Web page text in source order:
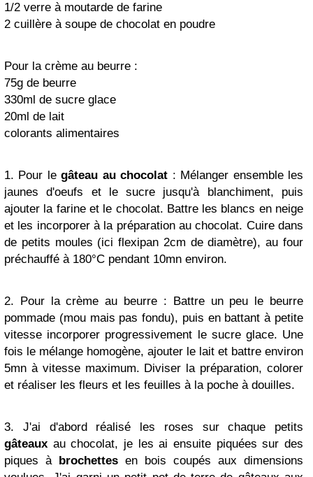
1/2 verre à moutarde de farine
2 cuillère à soupe de chocolat en poudre
Pour la crème au beurre :
75g de beurre
330ml de sucre glace
20ml de lait
colorants alimentaires
1. Pour legâteau au chocolat : Mélanger ensemble les
jaunes d'oeufs et le sucre jusqu'à blanchiment, puis
ajouter la farine et le chocolat. Battre les blancs en neige
et les incorporer à la préparation au chocolat. Cuire dans
de petits moules (ici flexipan 2cm de diamètre), au four
préchauffé à 180°C pendant 10mn environ.
2. Pour la crème au beurre : Battre un peu le beurre
pommade (mou mais pas fondu), puis en battant à petite
vitesse incorporer progressivement le sucre glace. Une
fois le mélange homogène, ajouter le lait et battre environ
5mn à vitesse maximum. Diviser la préparation, colorer
et réaliser les fleurs et les feuilles à la poche à douilles.
3. J'ai d'abord réalisé les roses sur chaque petits
gâteaux au chocolat, je les ai ensuite piquées sur des
piques à brochettes en bois coupés aux dimensions